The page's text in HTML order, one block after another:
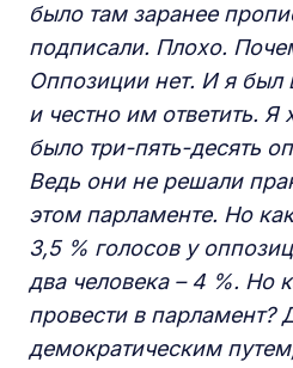
было там заранее
подписали. Плохо.
Оппозиции нет. И я был
и честно им ответить. Я
было три-пять-десять
Ведь они не решали
этом парламенте. Но
3,5 % голосов у
два человека – 4 %. Но
провести в парламент?
демократическим